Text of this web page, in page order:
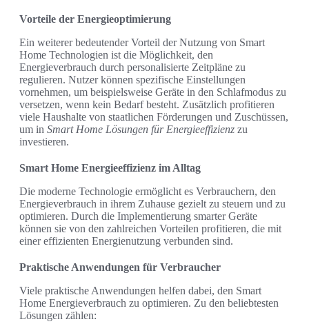
Vorteile der Energieoptimierung
Ein weiterer bedeutender Vorteil der Nutzung von Smart
Home Technologien ist die Möglichkeit, den
Energieverbrauch durch personalisierte Zeitpläne zu
regulieren. Nutzer können spezifische Einstellungen
vornehmen, um beispielsweise Geräte in den Schlafmodus zu
versetzen, wenn kein Bedarf besteht. Zusätzlich profitieren
viele Haushalte von staatlichen Förderungen und Zuschüssen,
um in Smart Home Lösungen für Energieeffizienz zu
investieren.
Smart Home Energieeffizienz im Alltag
Die moderne Technologie ermöglicht es Verbrauchern, den
Energieverbrauch in ihrem Zuhause gezielt zu steuern und zu
optimieren. Durch die Implementierung smarter Geräte
können sie von den zahlreichen Vorteilen profitieren, die mit
einer effizienten Energienutzung verbunden sind.
Praktische Anwendungen für Verbraucher
Viele praktische Anwendungen helfen dabei, den Smart
Home Energieverbrauch zu optimieren. Zu den beliebtesten
Lösungen zählen: